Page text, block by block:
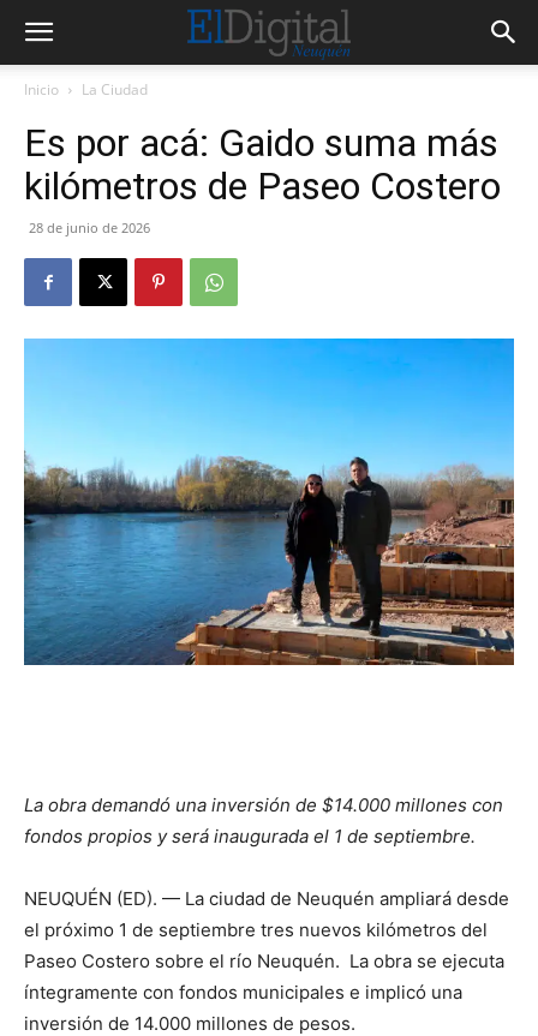
Inicio La Ciudad
Es por acá: Gaido suma más
kilómetros de Paseo Costero
28 de junio de 2026
La obra demandó una inversión de $14.000 millones con
fondos propios y será inaugurada el 1 de septiembre.
NEUQUÉN (ED). — La ciudad de Neuquén ampliará desde
el próximo 1 de septiembre tres nuevos kilómetros del
Paseo Costero sobre el río Neuquén. La obra se ejecuta
íntegramente con fondos municipales e implicó una
inversión de 14.000 millones de pesos.